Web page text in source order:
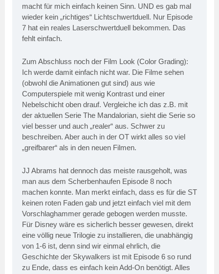
macht für mich einfach keinen Sinn. UND es gab mal
wieder kein „richtiges“ Lichtschwertduell. Nur Episode
7 hat ein reales Laserschwertduell bekommen. Das
fehlt einfach.
Zum Abschluss noch der Film Look (Color Grading):
Ich werde damit einfach nicht war. Die Filme sehen
(obwohl die Animationen gut sind) aus wie
Computerspiele mit wenig Kontrast und einer
Nebelschicht oben drauf. Vergleiche ich das z.B. mit
der aktuellen Serie The Mandalorian, sieht die Serie so
viel besser und auch „realer“ aus. Schwer zu
beschreiben. Aber auch in der OT wirkt alles so viel
„greifbarer“ als in den neuen Filmen.
JJ Abrams hat dennoch das meiste rausgeholt, was
man aus dem Scherbenhaufen Episode 8 noch
machen konnte. Man merkt einfach, dass es für die ST
keinen roten Faden gab und jetzt einfach viel mit dem
Vorschlaghammer gerade gebogen werden musste.
Für Disney wäre es sicherlich besser gewesen, direkt
eine völlig neue Trilogie zu installieren, die unabhängig
von 1-6 ist, denn sind wir einmal ehrlich, die
Geschichte der Skywalkers ist mit Episode 6 so rund
zu Ende, dass es einfach kein Add-On benötigt. Alles